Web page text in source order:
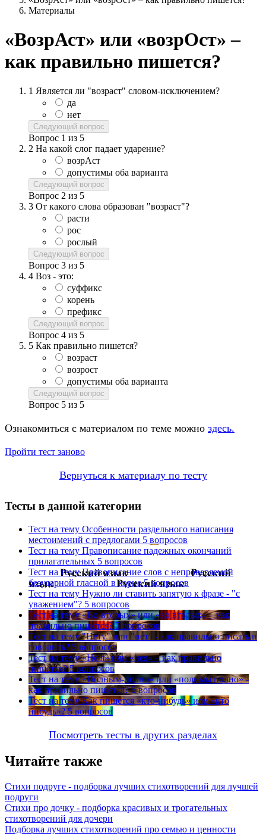
Материалы
«ВозрАст» или «возрОст» –
как правильно пишется?
1 Является ли "возраст" словом-исключением?
да
нет
Следующий вопрос
Вопрос 1 из 5
2 На какой слог падает ударение?
возрАст
допустимы оба варианта
Следующий вопрос
Вопрос 2 из 5
3 От какого слова образован "возраст"?
расти
рос
рослый
Следующий вопрос
Вопрос 3 из 5
4 Воз - это:
суффикс
корень
префикс
Следующий вопрос
Вопрос 4 из 5
5 Как правильно пишется?
возраст
возрост
допустимы оба варианта
Следующий вопрос
Вопрос 5 из 5
Ознакомиться с материалом по теме можно здесь.
Пройти тест заново
Вернуться к материалу по тесту
Тесты в данной категории
Тест на тему Особенности раздельного написания
местоимений с предлогами 5 вопросов
Тест на тему Правописание падежных окончаний
прилагательных 5 вопросов
Тест на тему Правописание слов с непроверяемой
безударной гласной в корне 5 вопросов
Тест на тему Нужно ли ставить запятую к фразе - "с
уважением"? 5 вопросов
Тест на тему «Во-вторых» или «во вторых» – как
правильно пишется? 5 вопросов
Тест на тему "Нету" или "нет" - как правильно писать и
говорить? 5 вопросов
Тест на тему «Не я» или «нея» – как правильно
пишется? 5 вопросов
Тест на тему «Полным-полно» или «полным полно» -
как правильно пишется? 5 вопросов
Тест на тему Как пишется «кто-нибудь» или «кто
нибудь»? 5 вопросов
Посмотреть тесты в других разделах
Читайте также
Стихи подруге - подборка лучших стихотворений для лучшей
подруги
Стихи про дочку - подборка красивых и трогательных
стихотворений для дочери
Подборка лучших стихотворений про семью и ценности